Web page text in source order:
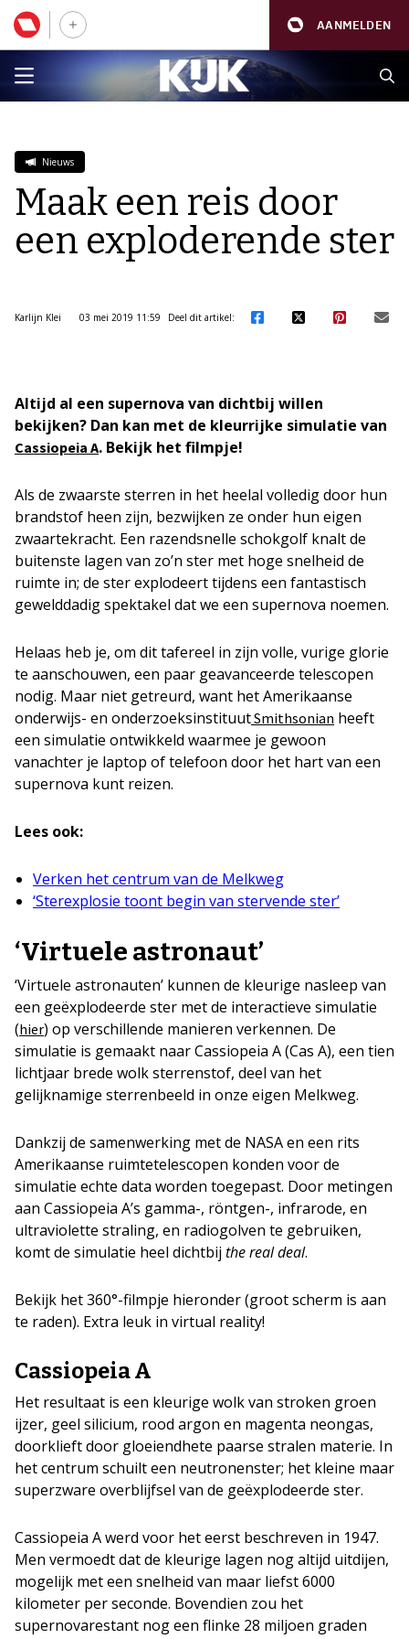
AANMELDEN
Nieuws
Maak een reis door
een exploderende ster
Karlijn Klei 03 mei 2019 11:59 Deel dit artikel:
Altijd al een supernova van dichtbij willen
bekijken? Dan kan met de kleurrijke simulatie van
Cassiopeia A. Bekijk het filmpje!
Als de zwaarste sterren in het heelal volledig door hun
brandstof heen zijn, bezwijken ze onder hun eigen
zwaartekracht. Een razendsnelle schokgolf knalt de
buitenste lagen van zo’n ster met hoge snelheid de
ruimte in; de ster explodeert tijdens een fantastisch
gewelddadig spektakel dat we een supernova noemen.
Helaas heb je, om dit tafereel in zijn volle, vurige glorie
te aanschouwen, een paar geavanceerde telescopen
nodig. Maar niet getreurd, want het Amerikaanse
onderwijs- en onderzoeksinstituutSmithsonian heeft
een simulatie ontwikkeld waarmee je gewoon
vanachter je laptop of telefoon door het hart van een
supernova kunt reizen.
Lees ook:
Verken het centrum van de Melkweg
‘Sterexplosie toont begin van stervende ster’
‘Virtuele astronaut’
‘Virtuele astronauten’ kunnen de kleurige nasleep van
een geëxplodeerde ster met de interactieve simulatie
(hier) op verschillende manieren verkennen. De
simulatie is gemaakt naar Cassiopeia A (Cas A), een tien
lichtjaar brede wolk sterrenstof, deel van het
gelijknamige sterrenbeeld in onze eigen Melkweg.
Dankzij de samenwerking met de NASA en een rits
Amerikaanse ruimtetelescopen konden voor de
simulatie echte data worden toegepast. Door metingen
aan Cassiopeia A’s gamma-, röntgen-, infrarode, en
ultraviolette straling, en radiogolven te gebruiken,
komt de simulatie heel dichtbij the real deal.
Bekijk het 360°-filmpje hieronder (groot scherm is aan
te raden). Extra leuk in virtual reality!
Cassiopeia A
Het resultaat is een kleurige wolk van stroken groen
ijzer, geel silicium, rood argon en magenta neongas,
doorklieft door gloeiendhete paarse stralen materie. In
het centrum schuilt een neutronenster; het kleine maar
superzware overblijfsel van de geëxplodeerde ster.
Cassiopeia A werd voor het eerst beschreven in 1947.
Men vermoedt dat de kleurige lagen nog altijd uitdijen,
mogelijk met een snelheid van maar liefst 6000
kilometer per seconde. Bovendien zou het
supernovarestant nog een flinke 28 miljoen graden